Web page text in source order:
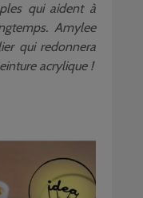
qui aident à
Amylee
qui redonnera
acrylique !